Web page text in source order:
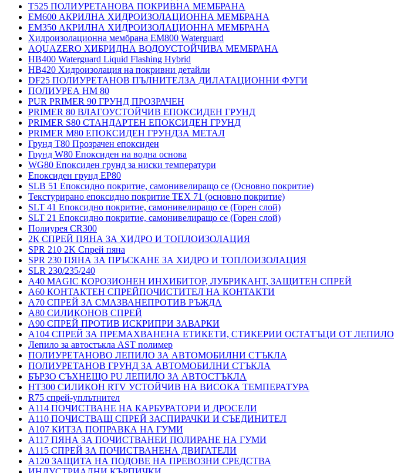
T525 ПОЛИУРЕТАНОВА ПОКРИВНА МЕМБРАНА
EM600 АКРИЛНА ХИДРОИЗОЛАЦИОННА МЕМБРАНА
EM350 АКРИЛНА ХИДРОИЗОЛАЦИОННА МЕМБРАНА
Хидроизолационна мембрана EM800 Waterguard
AQUAZERO ХИБРИДНА ВОДОУСТОЙЧИВА МЕМБРАНА
HB400 Waterguard Liquid Flashing Hybrid
HB420 Хидроизолация на покривни детайли
DF25 ПОЛИУРЕТАНОВ ПЪЛНИТЕЛЗА ДИЛАТАЦИОННИ ФУГИ
ПОЛИУРЕА HM 80
PUR PRIMER 90 ГРУНД ПРОЗРАЧЕН
PRIMER 80 ВЛАГОУСТОЙЧИВ ЕПОКСИДЕН ГРУНД
PRIMER S80 СТАНДАРТЕН ЕПОКСИДЕН ГРУНД
PRIMER M80 ЕПОКСИДЕН ГРУНДЗА МЕТАЛ
Грунд Т80 Прозрачен епоксиден
Грунд W80 Епоксиден на водна основа
WG80 Епоксиден грунд за ниски температури
Епоксиден грунд EP80
SLB 51 Епоксидно покритие, самонивелиращо се (Основно покритие)
Текстурирано епоксидно покритие TEX 71 (основно покритие)
SLT 41 Епоксидно покритие, самонивелиращо се (Горен слой)
SLT 21 Епоксидно покритие, самонивелиращо се (Горен слой)
Полиурея CR300
2К СПРЕЙ ПЯНА ЗА ХИДРО И ТОПЛОИЗОЛАЦИЯ
SPR 210 2K Спрей пяна
SPR 230 ПЯНА ЗА ПРЪСКАНЕ ЗА ХИДРО И ТОПЛОИЗОЛАЦИЯ
SLR 230/235/240
A40 MAGIC КОРОЗИОНЕН ИНХИБИТОР, ЛУБРИКАНТ, ЗАЩИТЕН СПРЕЙ
A60 КОНТАКТЕН СПРЕЙПОЧИСТИТЕЛ НА КОНТАКТИ
A70 СПРЕЙ ЗА СМАЗВАНЕПРОТИВ РЪЖДА
A80 СИЛИКОНОВ СПРЕЙ
A90 СПРЕЙ ПРОТИВ ИСКРИПРИ ЗАВАРКИ
A104 СПРЕЙ ЗА ПРЕМАХВАНЕНА ЕТИКЕТИ, СТИКЕРИИ ОСТАТЪЦИ ОТ ЛЕПИЛО
Лепило за автостъкла AST полимер
ПОЛИУРЕТАНОВО ЛЕПИЛО ЗА АВТОМОБИЛНИ СТЪКЛА
ПОЛИУРЕТАНОВ ГРУНД ЗА АВТОМОБИЛНИ СТЪКЛА
БЪРЗО СЪХНЕЩО PU ЛЕПИЛО ЗА АВТОСТЪКЛА
HT300 СИЛИКОН RTV УСТОЙЧИВ НА ВИСОКА ТЕМПЕРАТУРА
R75 спрей-уплътнител
A114 ПОЧИСТВАНЕ НА КАРБУРАТОРИ И ДРОСЕЛИ
A110 ПОЧИСТВАЩ СПРЕЙ ЗАСПИРАЧКИ И СЪЕДИНИТЕЛ
A107 КИТЗА ПОПРАВКА НА ГУМИ
A117 ПЯНА ЗА ПОЧИСТВАНЕИ ПОЛИРАНЕ НА ГУМИ
A115 СПРЕЙ ЗА ПОЧИСТВАНЕНА ДВИГАТЕЛИ
A120 ЗАЩИТА НА ПОДОВЕ НА ПРЕВОЗНИ СРЕДСТВА